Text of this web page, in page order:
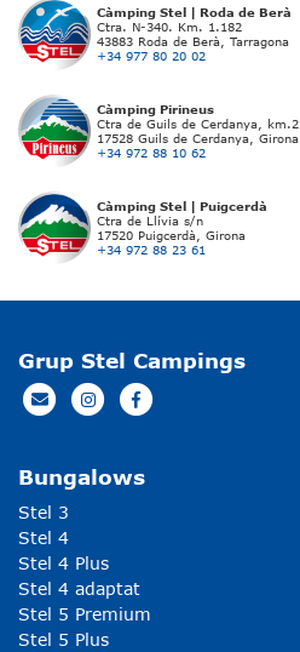
Càmping Stel | Roda de Berà
Ctra. N-340. Km. 1.182
43883 Roda de Berà, Tarragona
+34 977 80 20 02
Càmping Pirineus
Ctra de Guils de Cerdanya, km.2
17528 Guils de Cerdanya, Girona
+34 972 88 10 62
Càmping Stel | Puigcerdà
Ctra de Llívia s/n
17520 Puigcerdà, Girona
+34 972 88 23 61
Grup Stel Campings
Bungalows
Stel 3
Stel 4
Stel 4 Plus
Stel 4 adaptat
Stel 5 Premium
Stel 5 Plus